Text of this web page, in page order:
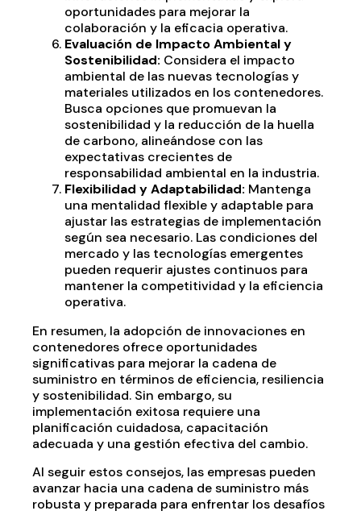
oportunidades para mejorar la
colaboración y la eficacia operativa.
Evaluación de Impacto Ambiental y
Sostenibilidad: Considera el impacto
ambiental de las nuevas tecnologías y
materiales utilizados en los contenedores.
Busca opciones que promuevan la
sostenibilidad y la reducción de la huella
de carbono, alineándose con las
expectativas crecientes de
responsabilidad ambiental en la industria.
Flexibilidad y Adaptabilidad: Mantenga
una mentalidad flexible y adaptable para
ajustar las estrategias de implementación
según sea necesario. Las condiciones del
mercado y las tecnologías emergentes
pueden requerir ajustes continuos para
mantener la competitividad y la eficiencia
operativa.
En resumen, la adopción de innovaciones en
contenedores ofrece oportunidades
significativas para mejorar la cadena de
suministro en términos de eficiencia, resiliencia
y sostenibilidad. Sin embargo, su
implementación exitosa requiere una
planificación cuidadosa, capacitación
adecuada y una gestión efectiva del cambio.
Al seguir estos consejos, las empresas pueden
avanzar hacia una cadena de suministro más
robusta y preparada para enfrentar los desafíos